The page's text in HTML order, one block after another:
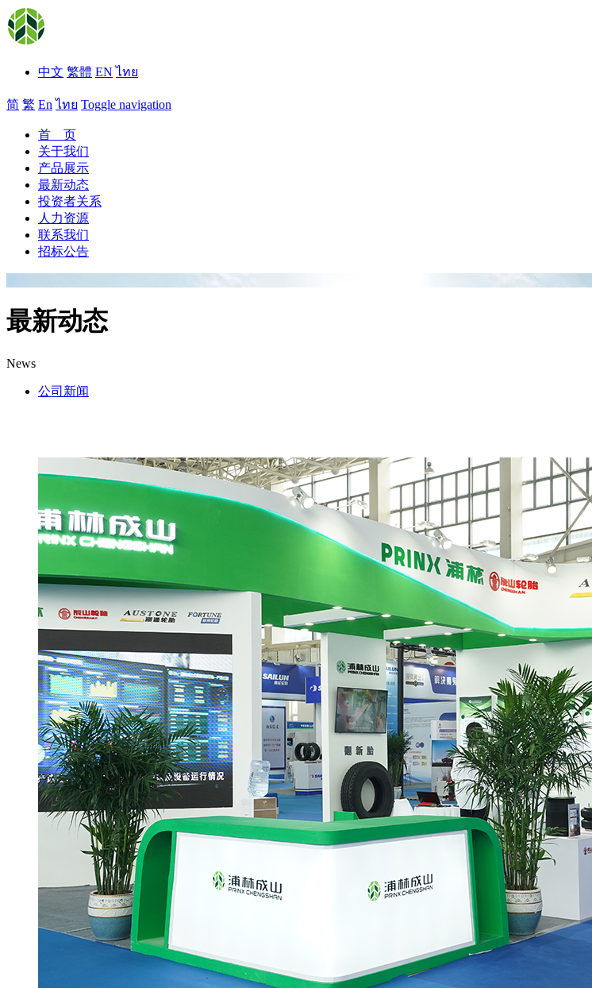
中文 繁體 EN ไทย
简 繁 En ไทย Toggle navigation
首 页
关于我们
产品展示
最新动态
投资者关系
人力资源
联系我们
招标公告
最新动态
News
公司新闻